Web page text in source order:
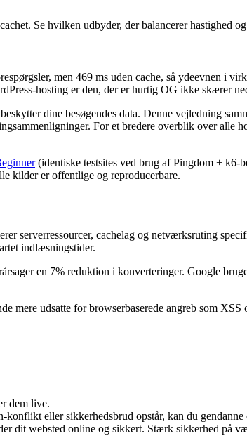
Se hvilken udbyder, der balancerer hastighed
men 469 ms uden cache, så ydeevnen i
hosting er den, der er hurtig OG ikke skærer
dine besøgendes data. Denne vejledning
For et bredere overblik over alle
(identiske testsites ved brug af Pingdom + k6-
kilder er offentlige og reproducerbare.
serverressourcer, cachelag og netværksruting
indlæsningstider.
en 7% reduktion i konverteringer. Google
mere udsatte for browserbaserede angreb som
dem live.
eller sikkerhedsbrud opstår, kan du
dit websted online og sikkert. Stærk sikkerhed på